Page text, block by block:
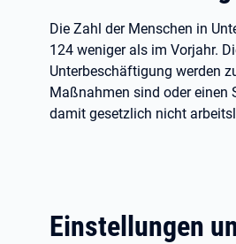
Die Zahl der Menschen in
124 weniger als im Vorjahr.
Unterbeschäftigung werden
Maßnahmen sind oder
damit gesetzlich nicht
Einstellungen